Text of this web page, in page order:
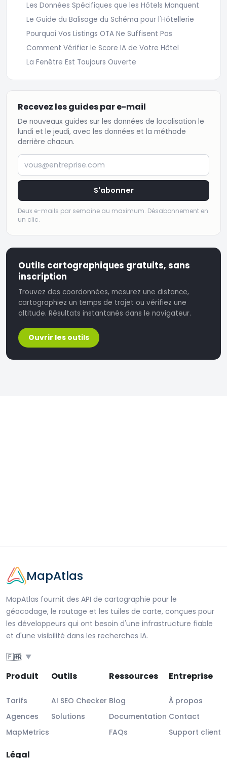
Les Données Spécifiques que les Hôtels Manquent
Le Guide du Balisage du Schéma pour l'Hôtellerie
Pourquoi Vos Listings OTA Ne Suffisent Pas
Comment Vérifier le Score IA de Votre Hôtel
La Fenêtre Est Toujours Ouverte
Recevez les guides par e-mail
De nouveaux guides sur les données de localisation le
lundi et le jeudi, avec les données et la méthode
derrière chacun.
vous@entreprise.com
S'abonner
Deux e-mails par semaine au maximum. Désabonnement en
un clic.
Outils cartographiques gratuits, sans
inscription
Trouvez des coordonnées, mesurez une distance,
cartographiez un temps de trajet ou vérifiez une
altitude. Résultats instantanés dans le navigateur.
Ouvrir les outils
MapAtlas
MapAtlas fournit des API de cartographie pour le
géocodage, le routage et les tuiles de carte, conçues pour
les développeurs qui ont besoin d'une infrastructure fiable
et d'une visibilité dans les recherches IA.
🇫🇷
FR ▼
Produit
Tarifs
Agences
MapMetrics
Outils
AI SEO Checker
Solutions
Ressources
Blog
Documentation
FAQs
Entreprise
À propos
Contact
Support client
Légal